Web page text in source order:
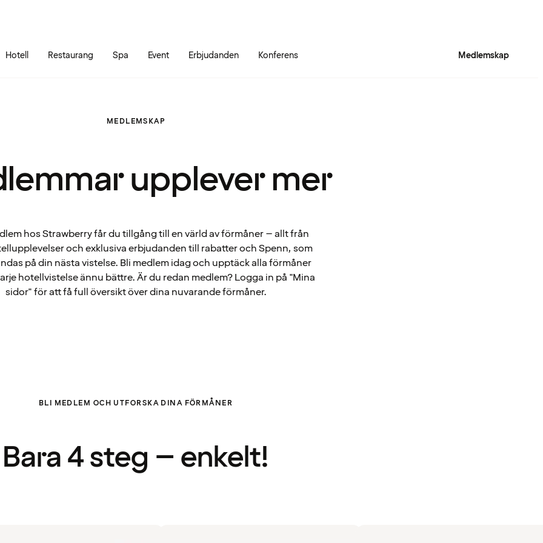
Hotell Restaurang Spa Event Erbjudanden Konferens Medlemskap
MEDLEMSKAP
upplever mer
hos Strawberry får du tillgång till en värld av förmåner – allt från
och exklusiva erbjudanden till rabatter och Spenn, som
på din nästa vistelse. Bli medlem idag och upptäck alla förmåner
hotellvistelse ännu bättre. Är du redan medlem? Logga in på "Mina
sidor" för att få full översikt över dina nuvarande förmåner.
BLI MEDLEM OCH UTFORSKA DINA FÖRMÅNER
Bara 4 steg – enkelt!